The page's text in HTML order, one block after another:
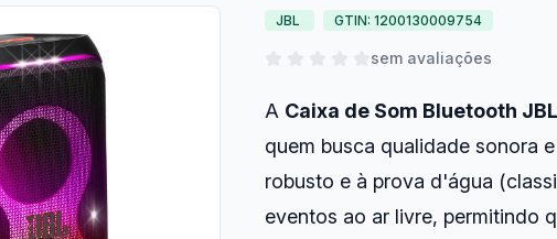
JBL GTIN: 1200130009754
sem avaliações
A Caixa de Som Bluetooth
quem busca qualidade sonora
robusto e à prova d'água
eventos ao ar livre, permitindo